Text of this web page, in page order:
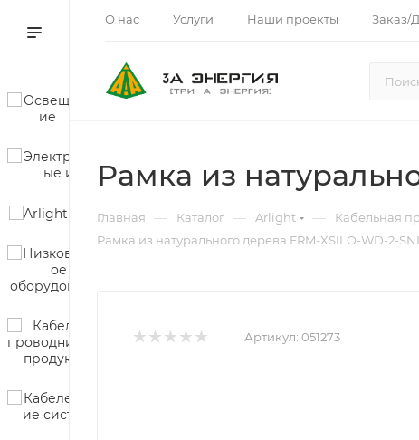
О нас Услуги Наши проекты Заказ/
Рамка из
Главная — Каталог — Arlight — Кабельная
Рамка из натурального дерева FRM-XSILO-WD-2-
Артикул: 051273